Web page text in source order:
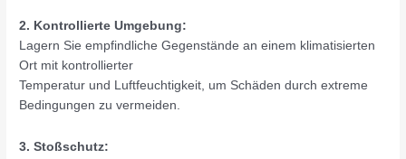
2. Kontrollierte Umgebung:
Lagern Sie empfindliche Gegenstände an einem klimatisierten
Ort mit kontrollierter
Temperatur und Luftfeuchtigkeit, um Schäden durch extreme
Bedingungen zu vermeiden.
3. Stoßschutz: